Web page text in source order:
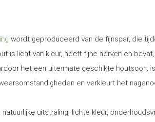
wordt geproduceerd van de fijnspar, die
is licht van kleur, heeft fijne nerven en
het een uitermate geschikte houtsoort
en verkleurt het
natuurlijke uitstraling, lichte kleur,